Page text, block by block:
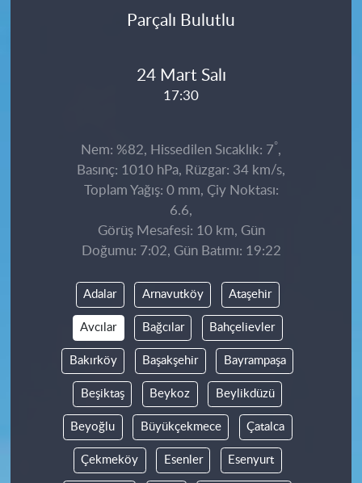
Parçalı Bulutlu
24 Mart Salı
17:30
Nem: %82, Hissedilen Sıcaklık: 7°,
Basınç: 1010 hPa, Rüzgar: 34 km/s,
Toplam Yağış: 0 mm, Çiy Noktası:
6.6,
Görüş Mesafesi: 10 km, Gün
Doğumu: 7:02, Gün Batımı: 19:22
Adalar Arnavutköy Ataşehir
Avcılar Bağcılar Bahçelievler
Bakırköy Başakşehir Bayrampaşa
Beşiktaş Beykoz Beylikdüzü
Beyoğlu Büyükçekmece Çatalca
Çekmeköy Esenler Esenyurt